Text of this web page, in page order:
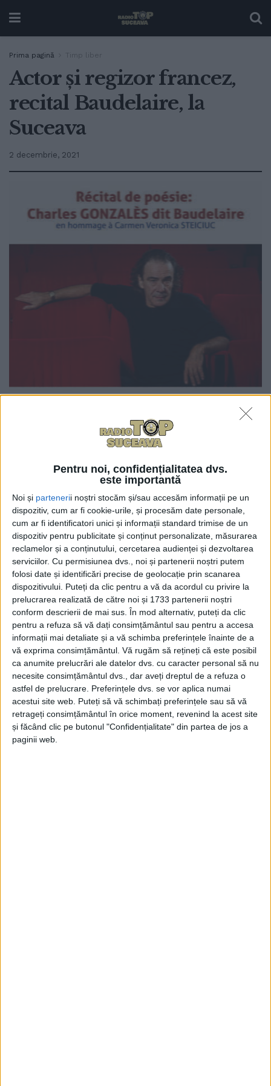
Pentru noi, confidențialitatea dvs.
este importantă
Noi și partenerii noștri stocăm și/sau accesăm informații pe un
dispozitiv, cum ar fi cookie-urile, și procesăm date personale,
cum ar fi identificatori unici și informații standard trimise de un
dispozitiv pentru publicitate și conținut personalizate, măsurarea
reclamelor și a conținutului, cercetarea audienței și dezvoltarea
serviciilor. Cu permisiunea dvs., noi și partenerii noștri putem
folosi date și identificări precise de geolocație prin scanarea
dispozitivului. Puteți da clic pentru a vă da acordul cu privire la
prelucrarea realizată de către noi și 1733 partenerii noștri
conform descrierii de mai sus. În mod alternativ, puteți da clic
pentru a refuza să vă dați consimțământul sau pentru a accesa
informații mai detaliate și a vă schimba preferințele înainte de a
vă exprima consimțământul. Vă rugăm să rețineți că este posibil
ca anumite prelucrări ale datelor dvs. cu caracter personal să nu
necesite consimțământul dvs., dar aveți dreptul de a refuza o
astfel de prelucrare. Preferințele dvs. se vor aplica numai
acestui site web. Puteți să vă schimbați preferințele sau să vă
retrageți consimțământul în orice moment, revenind la acest site
și făcând clic pe butonul "Confidențialitate" din partea de jos a
paginii web.
Prima pagină Timp liber
Actor și regizor francez,
recital Baudelaire, la
Suceava
2 decembrie, 2021
Actorul și regizorul francez Charles Gonzales va
Baudelaire în memoria fostului manager al Teatrului
„Matei Vișniec”, Carmen Veronica Steiciuc.
Evenimentul este prilejuit de comemorarea
bicentenarului nașterii lui Charles Baudelaire.
Recitalul de poezie va avea loc pe 8 decembrie,
începînd cu ora 18.00, în Auditorium-ul „Joseph
Schmidt” al Universității „Ștefan cel Mare” și este
organizat de Alianța Franceză din Suceava în
parteneriat cu Institutul Francez din România, USV
și Casa de Cultură a Studenților. Intrarea este
gratuită în limita locurilor disponibile. Accesul va fi
permis doar în baza certificatului verde COVID.
Actorul și regizorul Charles Gonzales este cavaler
al artelor și literelor.
Tags: Carmen Veronica Steiciuc Charles Baudelaire
Charles Gonzales